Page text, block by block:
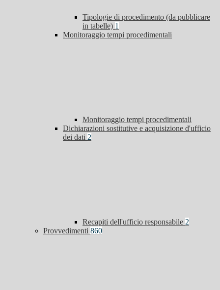
Tipologie di procedimento (da pubblicare
in tabelle) 1
Monitoraggio tempi procedimentali
Monitoraggio tempi procedimentali
Dichiarazioni sostitutive e acquisizione d'ufficio
dei dati 2
Recapiti dell'ufficio responsabile 2
Provvedimenti 860